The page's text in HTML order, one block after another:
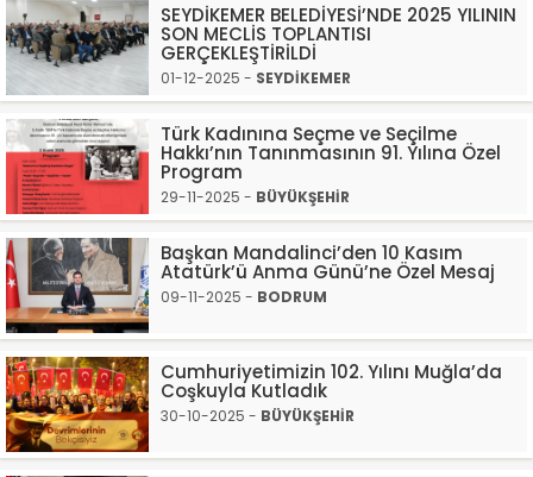
SEYDİKEMER BELEDİYESİ’NDE 2025 YILININ
SON MECLİS TOPLANTISI
GERÇEKLEŞTİRİLDİ
01-12-2025 - SEYDİKEMER
Türk Kadınına Seçme ve Seçilme
Hakkı’nın Tanınmasının 91. Yılına Özel
Program
29-11-2025 - BÜYÜKŞEHİR
Başkan Mandalinci’den 10 Kasım
Atatürk’ü Anma Günü’ne Özel Mesaj
09-11-2025 - BODRUM
Cumhuriyetimizin 102. Yılını Muğla’da
Coşkuyla Kutladık
30-10-2025 - BÜYÜKŞEHİR